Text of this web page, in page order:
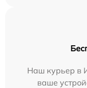
Наш курьер в
ваше